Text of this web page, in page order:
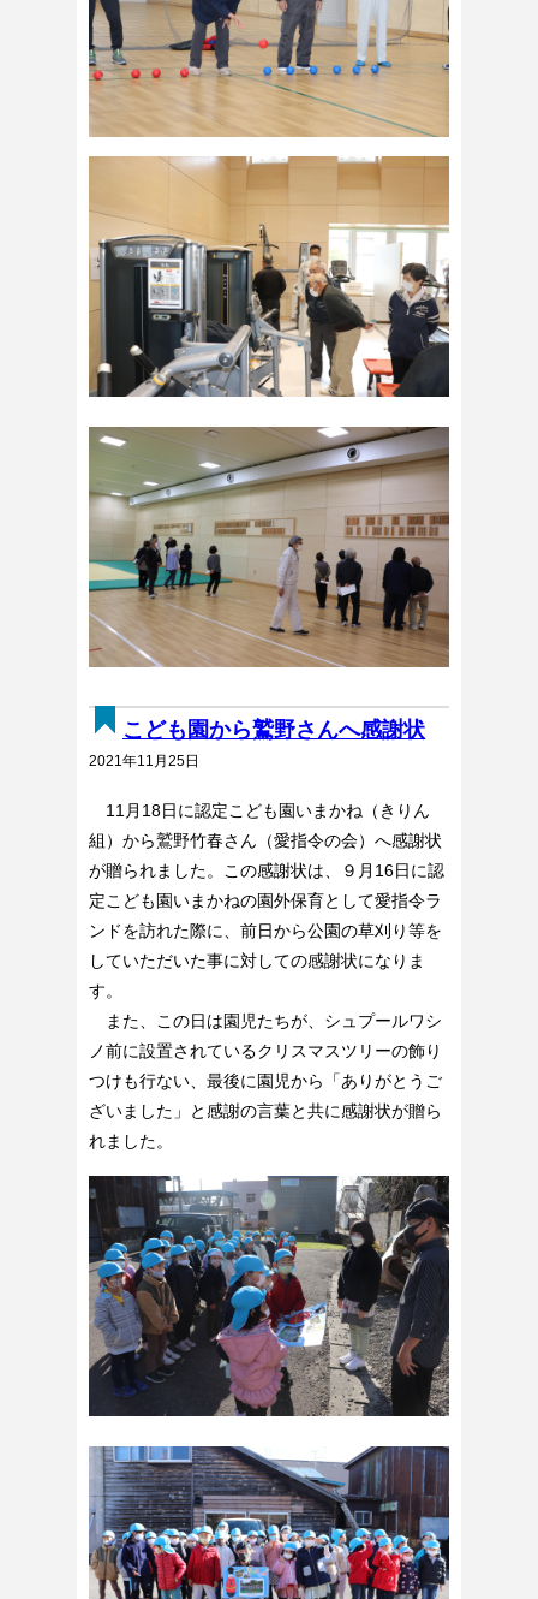
こども園から鷲野さんへ感謝状
2021年11月25日
11月18日に認定こども園いまかね（きりん
組）から鷲野竹春さん（愛指令の会）へ感謝状
が贈られました。この感謝状は、９月16日に認
定こども園いまかねの園外保育として愛指令ラ
ンドを訪れた際に、前日から公園の草刈り等を
していただいた事に対しての感謝状になりま
す。
また、この日は園児たちが、シュプールワシ
ノ前に設置されているクリスマスツリーの飾り
つけも行ない、最後に園児から「ありがとうご
ざいました」と感謝の言葉と共に感謝状が贈ら
れました。